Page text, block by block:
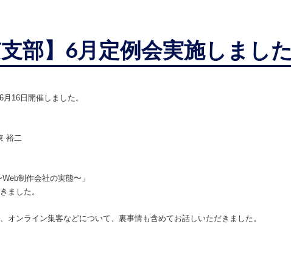
支部】6月定例会実施しました
16日開催しました。
裕二
制作会社の実態〜」
ました。
オンライン集客などについて、裏事情も含めてお話しいただきました。